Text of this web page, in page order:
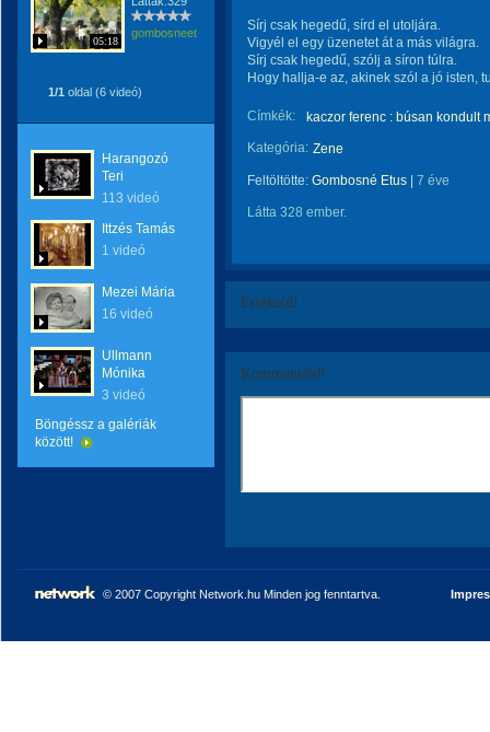
05:18
gombosneetus
1/1 oldal (6 videó)
Harangozó
Teri
113 videó
Ittzés Tamás
1 videó
Mezei Mária
16 videó
Ullmann
Mónika
3 videó
Böngéssz a galériák
között!
Sírj csak hegedű, sírd el utoljára.
Vigyél el egy üzenetet át a más világra.
Sírj csak hegedű, szólj a síron túlra.
Hogy hallja-e az, akinek szól a jó isten,
Címkék:
kaczor ferenc : búsan kondult
Kategória: Zene
Feltöltötte: Gombosné Etus 7 éve
Látta 328 ember.
Értékeld!
Kommentáld!
© 2007 Copyright Network.hu Minden jog fenntartva.